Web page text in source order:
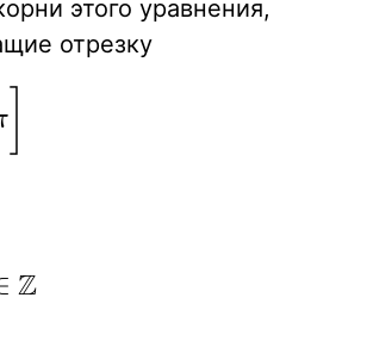
\Zэтого уравнения,
отрезку
Z